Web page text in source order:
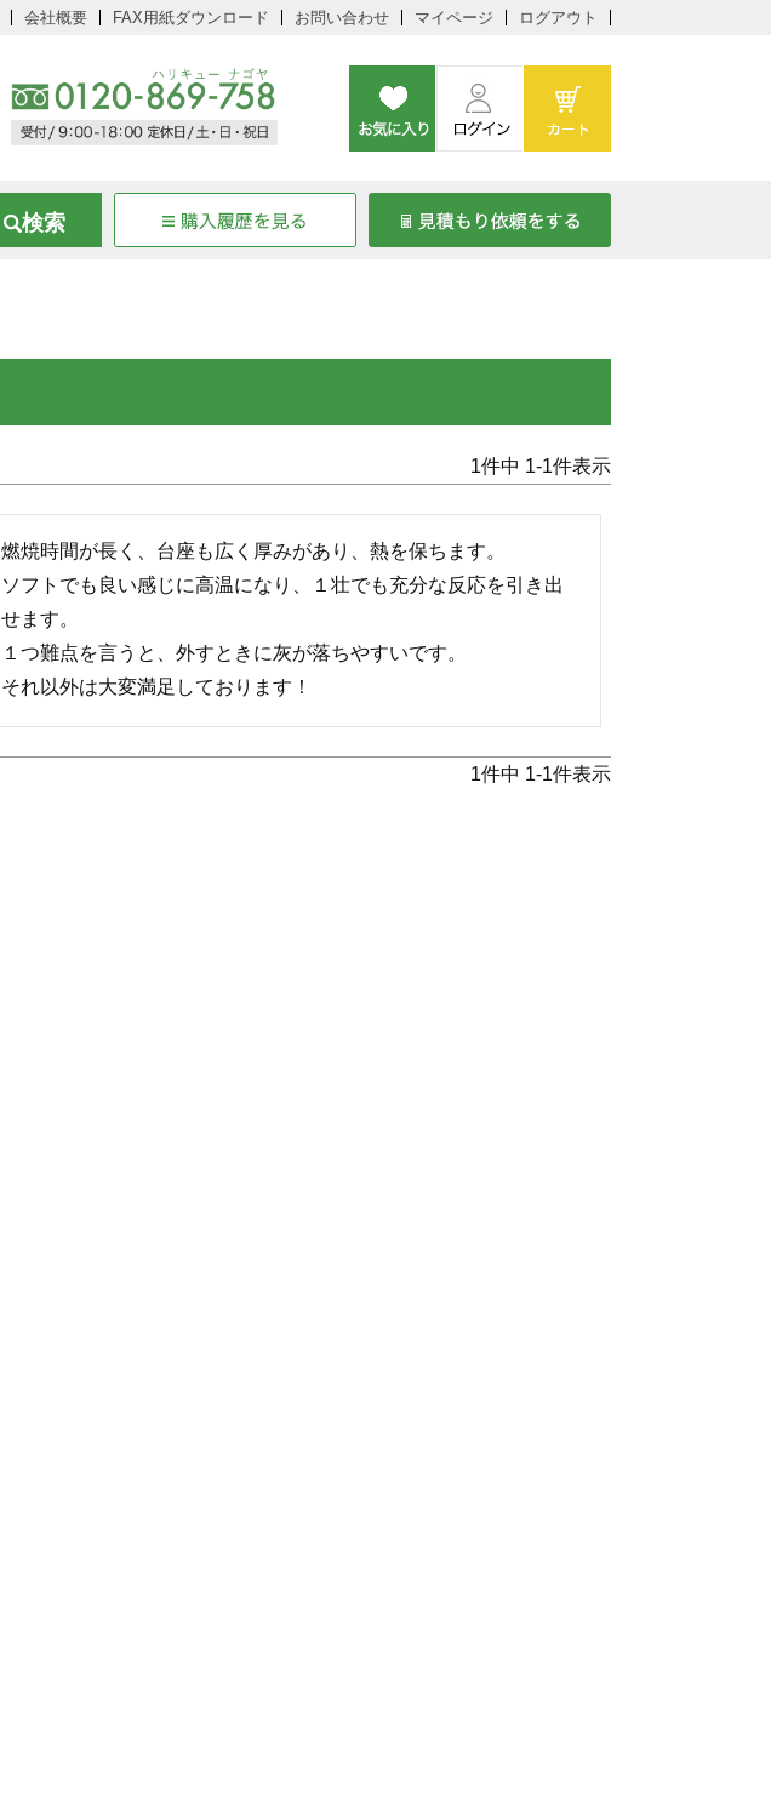
会社概要 FAX用紙ダウンロード お問い合わせ マイページ ログアウト
1件中 1-1件表示
燃焼時間が長く、台座も広く厚みがあり、熱を保ちます。
ソフトでも良い感じに高温になり、１壮でも充分な反応を引き出
せます。
１つ難点を言うと、外すときに灰が落ちやすいです。
1件中 1-1件表示